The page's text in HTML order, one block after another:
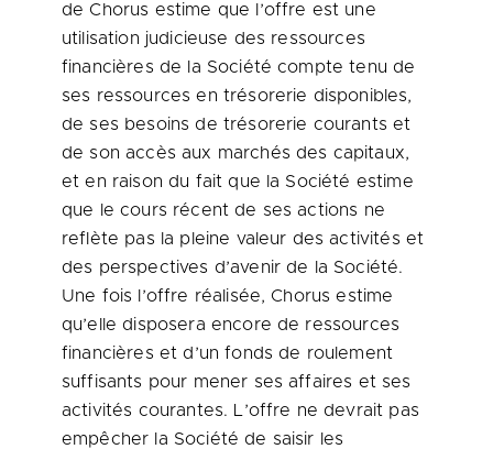
de Chorus estime que l’offre est une
utilisation judicieuse des ressources
financières de la Société compte tenu de
ses ressources en trésorerie disponibles,
de ses besoins de trésorerie courants et
de son accès aux marchés des capitaux,
et en raison du fait que la Société estime
que le cours récent de ses actions ne
reflète pas la pleine valeur des activités et
des perspectives d’avenir de la Société.
Une fois l’offre réalisée, Chorus estime
qu’elle disposera encore de ressources
financières et d’un fonds de roulement
suffisants pour mener ses affaires et ses
activités courantes. L’offre ne devrait pas
empêcher la Société de saisir les